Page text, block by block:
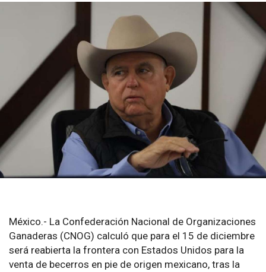
México.- La Confederación Nacional de Organizaciones
Ganaderas (CNOG) calculó que para el 15 de diciembre
será reabierta la frontera con Estados Unidos para la
venta de becerros en pie de origen mexicano, tras la